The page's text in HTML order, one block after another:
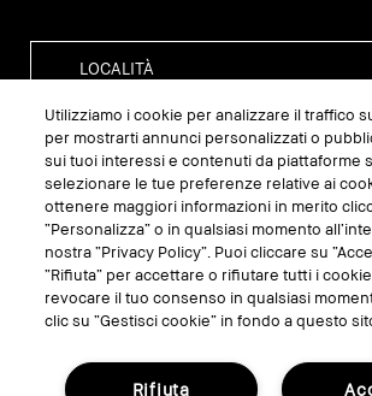
GESTISCI I COOKIE DEL
TERMINI E CONDIZIONI
INFORMATIVA SULLA
REGOLAMENTO PROMO
Utilizziamo i cookie per analizzare il traffico
per mostrarti annunci personalizzati o
sui tuoi interessi e contenuti da piattaforme
selezionare le tue preferenze relative ai
ottenere maggiori informazioni in merito
“Personalizza” o in qualsiasi momento
nostra “Privacy Policy”. Puoi cliccare su
“Rifiuta” per accettare o rifiutare tutti i
revocare il tuo consenso in qualsiasi
clic su “Gestisci cookie” in fondo a questo
Rifiuta